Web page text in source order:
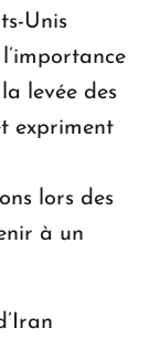
Unis
levée des
expriment
lors des
à un